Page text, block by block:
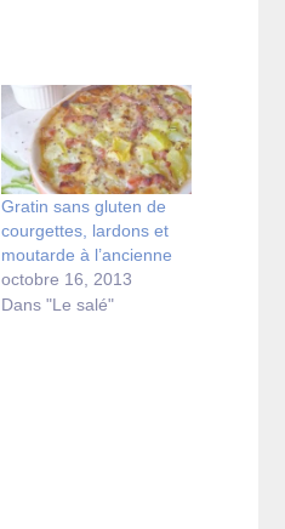
Gratin sans gluten de
courgettes, lardons et
moutarde à l’ancienne
octobre 16, 2013
Dans "Le salé"